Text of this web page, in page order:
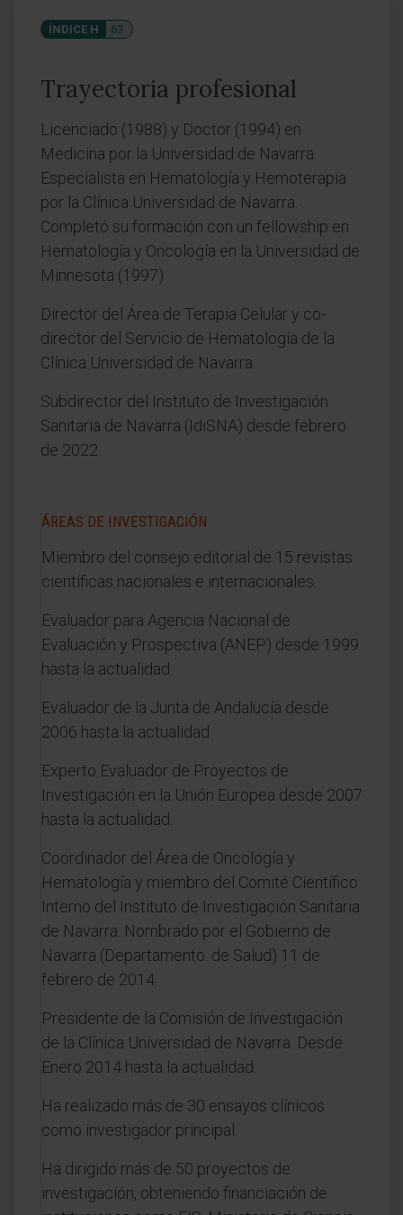
ÍNDICE H 63
Trayectoria profesional
Licenciado (1988) y Doctor (1994) en
Medicina por la Universidad de Navarra.
Especialista en Hematología y Hemoterapia
por la Clínica Universidad de Navarra.
Completó su formación con un fellowship en
Hematología y Oncología en la Universidad de
Minnesota (1997)
Director del Área de Terapia Celular y co-
director del Servicio de Hematología de la
Clínica Universidad de Navarra.
Subdirector del Instituto de Investigación
Sanitaria de Navarra (IdiSNA) desde febrero
de 2022.
ÁREAS DE INVESTIGACIÓN
Miembro del consejo editorial de 15 revistas
científicas nacionales e internacionales.
Evaluador para Agencia Nacional de
Evaluación y Prospectiva (ANEP) desde 1999
hasta la actualidad.
Evaluador de la Junta de Andalucía desde
2006 hasta la actualidad.
Experto Evaluador de Proyectos de
Investigación en la Unión Europea desde 2007
hasta la actualidad.
Coordinador del Área de Oncología y
Hematología y miembro del Comité Científico
Interno del Instituto de Investigación Sanitaria
de Navarra. Nombrado por el Gobierno de
Navarra (Departamento. de Salud) 11 de
febrero de 2014.
Presidente de la Comisión de Investigación
de la Clínica Universidad de Navarra. Desde
Enero 2014 hasta la actualidad.
Ha realizado más de 30 ensayos clínicos
como investigador principal.
Ha dirigido más de 50 proyectos de
investigación, obteniendo financiación de